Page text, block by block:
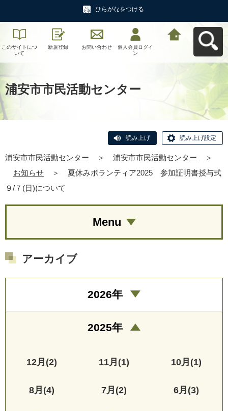
ひらがなをつける
このサイトにつ
いて
新規登録 お問い合わせ
個人会員ログイ
ン
浦安市市民活動センター
読み上げ 読み上げ設定
浦安市市民活動センター ＞ 浦安市市民活動センター
＞
お知らせ
＞
夏休みボランティア2025 参加証明書授与式
９/７(日)について
Menu
アーカイブ
2026年
2025年
12月(2) 11月(1) 10月(1)
8月(4) 7月(2) 6月(3)